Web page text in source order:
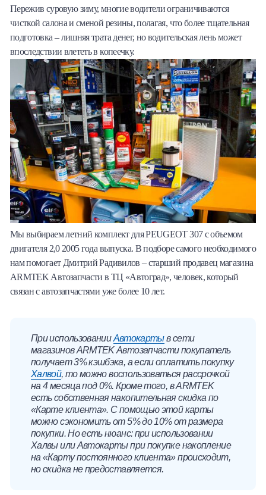
Онлайн-обменник
Премиальный сервис Prime Line
Мобильный банк MOBY
Потребительский кредит
Карта КАКТУС
Продукты для Бизнеса
Пережив суровую зиму, многие водители ограничиваются
чисткой салона и сменой резины, полагая, что более тщательная
подготовка – лишняя трата денег, но водительская лень может
впоследствии влететь в копеечку.
Мы выбираем летний комплект для PEUGEOT 307 с объемом
двигателя 2,0 2005 года выпуска. В подборе самого необходимого
нам помогает Дмитрий Радивилов – старший продавец магазина
ARMTEK Автозапчасти в ТЦ «Автоград», человек, который
связан с автозапчастями уже более 10 лет.
При использованииАвтокартыв сети
магазинов ARMTEK Автозапчасти покупатель
получает 3% кэшбэка, а если оплатить покупку
Халвой, то можно воспользоваться рассрочкой
на 4 месяца под 0%. Кроме того, в ARMTEK
есть собственная накопительная скидка по
«Карте клиента». С помощью этой карты
можно сэкономить от 5% до 10% от размера
покупки. Но есть нюанс: при использовании
Халвы или Автокарты при покупке накопление
на «Карту постоянного клиента» происходит,
но скидка не предоставляется.